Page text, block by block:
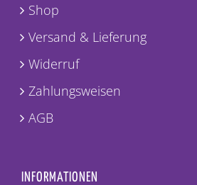
Shop
Versand & Lieferung
Widerruf
Zahlungsweisen
AGB
INFORMATIONEN